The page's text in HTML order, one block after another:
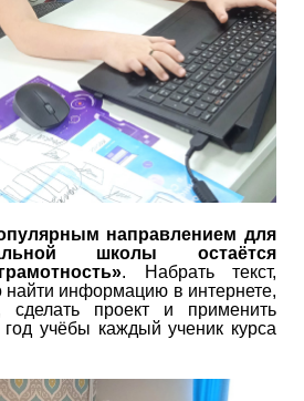
направлением для
школы остаётся
. Набрать текст,
найти информацию в интернете,
сделать проект и применить
учёбы каждый ученик курса